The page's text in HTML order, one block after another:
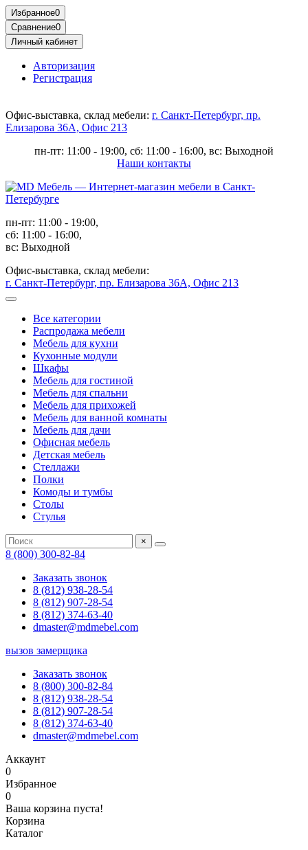
Избранное0
Сравнение0
Личный кабинет
Авторизация
Регистрация
Офис-выставка, склад мебели: г. Санкт-Петербург, пр.
Елизарова 36А, Офис 213
пн-пт: 11:00 - 19:00, сб: 11:00 - 16:00, вс: Выходной
Наши контакты
пн-пт: 11:00 - 19:00,
сб: 11:00 - 16:00,
вс: Выходной
Офис-выставка, склад мебели:
г. Санкт-Петербург, пр. Елизарова 36А, Офис 213
Все категории
Распродажа мебели
Мебель для кухни
Кухонные модули
Шкафы
Мебель для гостиной
Мебель для спальни
Мебель для прихожей
Мебель для ванной комнаты
Мебель для дачи
Офисная мебель
Детская мебель
Стеллажи
Полки
Комоды и тумбы
Столы
Стулья
×
8 (800) 300-82-84
Заказать звонок
8 (812) 938-28-54
8 (812) 907-28-54
8 (812) 374-63-40
dmaster@mdmebel.com
вызов замерщика
Заказать звонок
8 (800) 300-82-84
8 (812) 938-28-54
8 (812) 907-28-54
8 (812) 374-63-40
dmaster@mdmebel.com
Аккаунт
0
Избранное
0
Ваша корзина пуста!
Корзина
Каталог